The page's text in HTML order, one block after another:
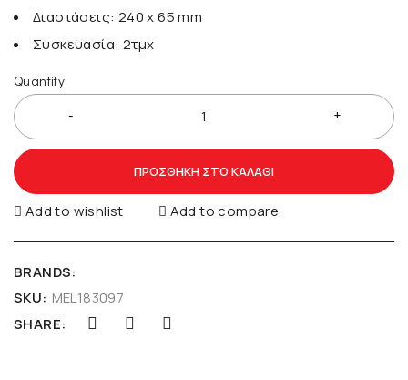
Διαστάσεις: 240 x 65 mm
Συσκευασία: 2τμχ
Quantity
ΠΡΟΣΘΉΚΗ ΣΤΟ ΚΑΛΆΘΙ
Add to wishlist Add to compare
BRANDS:
SKU: MEL183097
SHARE: